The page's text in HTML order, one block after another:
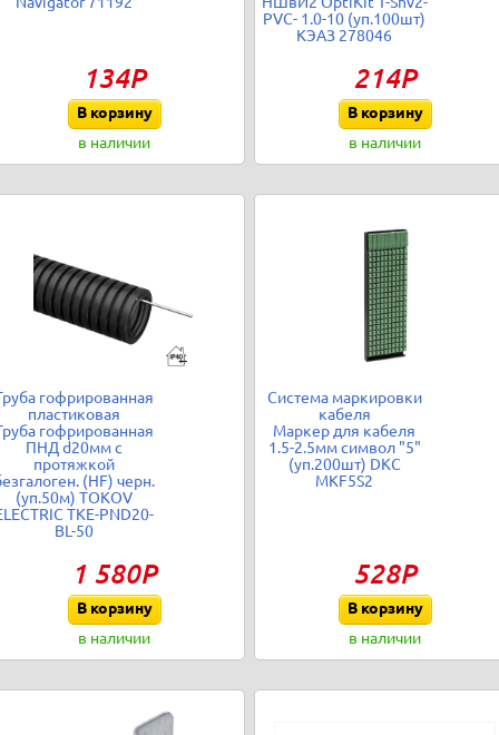
134Р
В корзину
в наличии
PVC- 1.0-10 (уп.100шт)
КЭАЗ 278046
214Р
В корзину
в наличии
гофрированная
пластиковая
гофрированная
ПНД d20мм с
протяжкой
(HF) черн.
(уп.50м) TOKOV
TKE-PND20-
BL-50
1 580Р
В корзину
в наличии
Система маркировки
кабеля
Маркер для кабеля
1.5-2.5мм символ "5"
(уп.200шт) DKC
MKF5S2
528Р
В корзину
в наличии